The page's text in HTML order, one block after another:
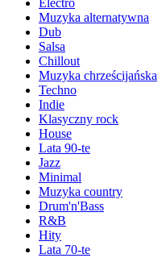
Electro
Muzyka alternatywna
Dub
Salsa
Chillout
Muzyka chrześcijańska
Techno
Indie
Klasyczny rock
House
Lata 90-te
Jazz
Minimal
Muzyka country
Drum'n'Bass
R&B
Hity
Lata 70-te